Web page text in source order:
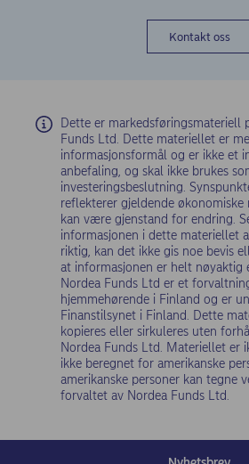
Kontakt oss
Dette er markedsføringsmateriell
Funds Ltd. Dette materiellet er
informasjonsformål og er ikke et
anbefaling, og skal ikke brukes
investeringsbeslutning.
reflekterer gjeldende
kan være gjenstand for endring.
informasjonen i dette materiellet
riktig, kan det ikke gis noe bevis
at informasjonen er helt nøyaktig
Nordea Funds Ltd er et
hjemmehørende i Finland og er
Finanstilsynet i Finland. Dette
kopieres eller sirkuleres uten
Nordea Funds Ltd. Materiellet er
ikke beregnet for amerikanske
amerikanske personer kan tegne
forvaltet av Nordea Funds Ltd.